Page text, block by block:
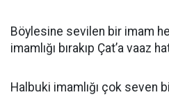
Böylesine sevilen bir imam
imamlığı bırakıp Çat’a vaaz
Halbuki imamlığı çok seven